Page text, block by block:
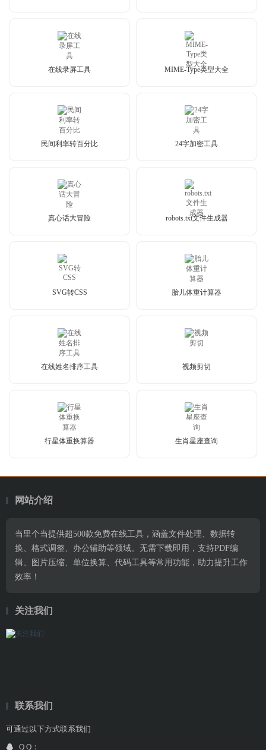
在线录屏工具 MIME-Type类型大全
民间利率转百分比 24字加密工具
真心话大冒险 robots.txt文件生成器
SVG转CSS 胎儿体重计算器
在线姓名排序工具 视频剪切
行星体重换算器 生肖星座查询
网站介绍
当里个当提供超500款免费在线工具，涵盖文件处理、数据转
换、格式调整、办公辅助等领域。无需下载即用，支持PDF编
辑、图片压缩、单位换算、代码工具等常用功能，助力提升工作
效率！
关注我们
联系我们
可通过以下方式联系我们
Q Q：